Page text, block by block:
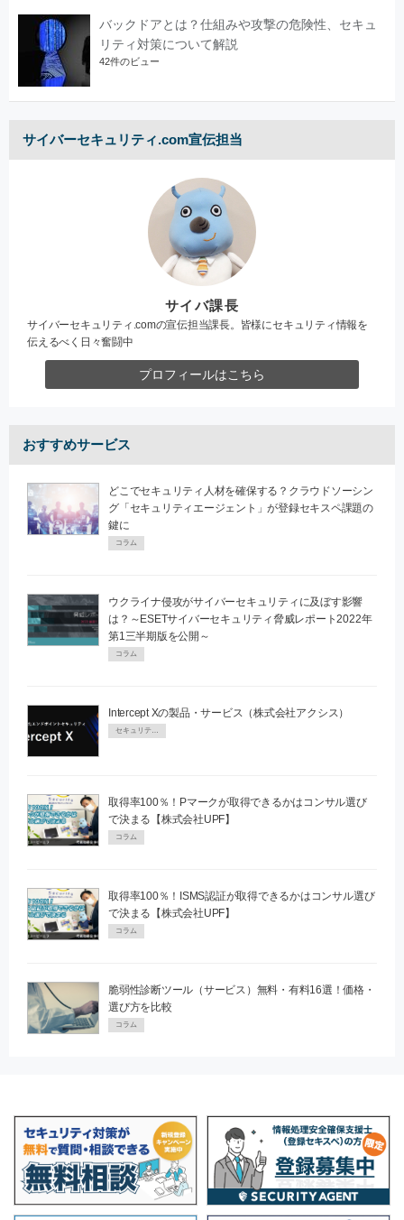
バックドアとは？仕組みや攻撃の危険性、セキュ
リティ対策について解説
42件のビュー
サイバーセキュリティ.com宣伝担当
サイバ課長
サイバーセキュリティ.comの宣伝担当課長。皆様にセキュリティ情報を
伝えるべく日々奮闘中
プロフィールはこちら
おすすめサービス
どこでセキュリティ人材を確保する？クラウドソーシン
グ「セキュリティエージェント」が登録セキスペ課題の
鍵に
コラム
ウクライナ侵攻がサイバーセキュリティに及ぼす影響
は？～ESETサイバーセキュリティ脅威レポート2022年
第1三半期版を公開～
コラム
Intercept Xの製品・サービス（株式会社アクシス）
セキュリティPR
取得率100％！Pマークが取得できるかはコンサル選び
で決まる【株式会社UPF】
コラム
取得率100％！ISMS認証が取得できるかはコンサル選び
で決まる【株式会社UPF】
コラム
脆弱性診断ツール（サービス）無料・有料16選！価格・
選び方を比較
コラム